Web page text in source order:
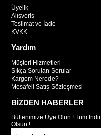
Üyelik
Alışveriş
Teslimat ve İade
KVKK
Yardım
Müşteri Hizmetleri
Sıkça Sorulan Sorular
Kargom Nerede?
Mesafeli Satış Sözleşmesi
BİZDEN HABERLER
Bültenimize Üye Olun ! Tüm
Olsun !